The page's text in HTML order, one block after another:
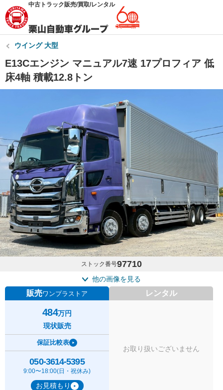
中古トラック販売/買取/レンタル
ウイング 大型
E13Cエンジン マニュアル7速 17プロフィア 低
床4軸 積載12.8トン
ストック番号97710
他の画像を見る
販売ワンプラストア
484万円
現状販売
保証比較表
050-3614-5395
9:00〜18:00(日・祝休み)
お見積もり
レンタル
お取り扱いございません